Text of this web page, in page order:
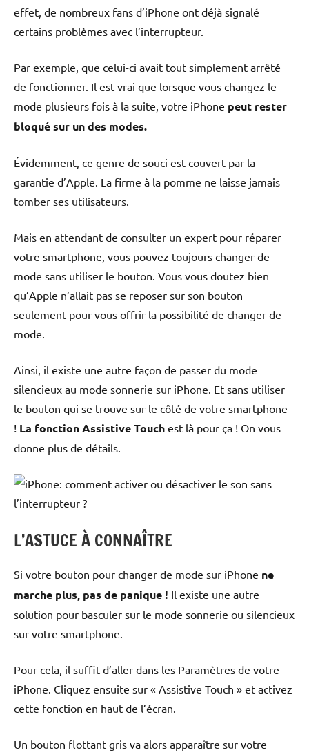
effet, de nombreux fans d’iPhone ont déjà signalé
certains problèmes avec l’interrupteur.
Par exemple, que celui-ci avait tout simplement arrêté
de fonctionner. Il est vrai que lorsque vous changez le
mode plusieurs fois à la suite, votre iPhone peut rester
bloqué sur un des modes.
Évidemment, ce genre de souci est couvert par la
garantie d’Apple. La firme à la pomme ne laisse jamais
tomber ses utilisateurs.
Mais en attendant de consulter un expert pour réparer
votre smartphone, vous pouvez toujours changer de
mode sans utiliser le bouton. Vous vous doutez bien
qu’Apple n’allait pas se reposer sur son bouton
seulement pour vous offrir la possibilité de changer de
mode.
Ainsi, il existe une autre façon de passer du mode
silencieux au mode sonnerie sur iPhone. Et sans utiliser
le bouton qui se trouve sur le côté de votre smartphone
! La fonction Assistive Touch est là pour ça ! On vous
donne plus de détails.
L’ASTUCE À CONNAÎTRE
Si votre bouton pour changer de mode sur iPhone ne
marche plus, pas de panique ! Il existe une autre
solution pour basculer sur le mode sonnerie ou silencieux
sur votre smartphone.
Pour cela, il suffit d’aller dans les Paramètres de votre
iPhone. Cliquez ensuite sur « Assistive Touch » et activez
cette fonction en haut de l’écran.
Un bouton flottant gris va alors apparaître sur votre